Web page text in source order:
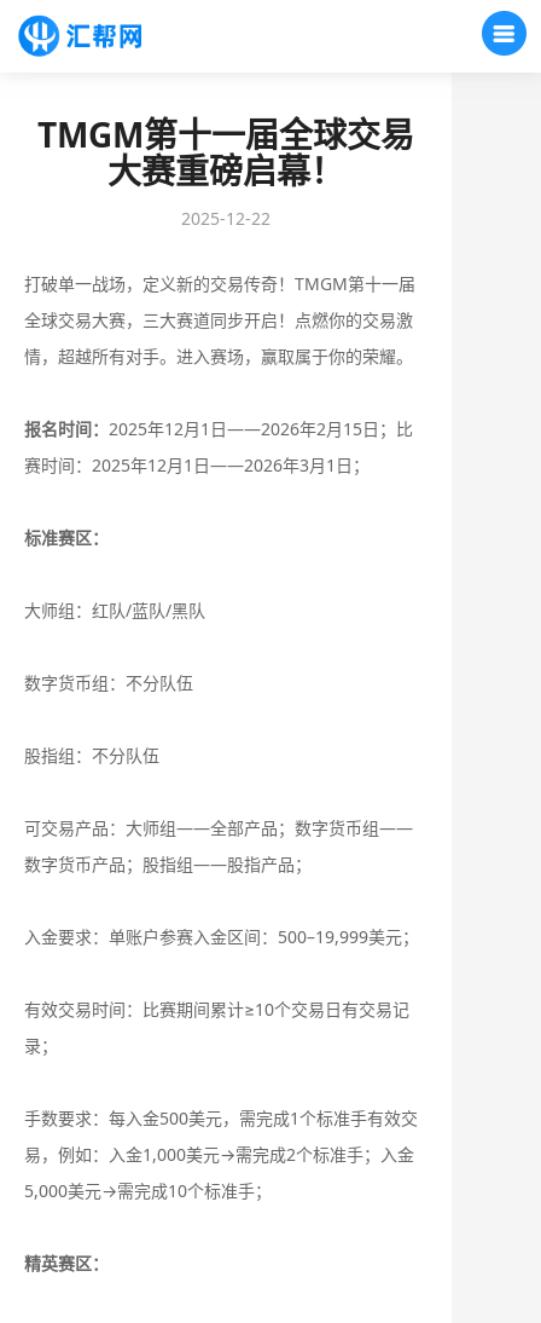
TMGM第十一届全球交易
大赛重磅启幕！
2025-12-22
打破单一战场，定义新的交易传奇！TMGM第十一届
全球交易大赛，三大赛道同步开启！点燃你的交易激
情，超越所有对手。进入赛场，赢取属于你的荣耀。
报名时间： 2025年12月1日——2026年2月15日；比
赛时间：2025年12月1日——2026年3月1日；
标准赛区：
大师组：红队/蓝队/黑队
数字货币组：不分队伍
股指组：不分队伍
可交易产品：大师组——全部产品；数字货币组——
数字货币产品；股指组——股指产品；
入金要求：单账户参赛入金区间：500–19,999美元；
有效交易时间：比赛期间累计≥10个交易日有交易记
录；
手数要求：每入金500美元，需完成1个标准手有效交
易，例如：入金1,000美元→需完成2个标准手；入金
5,000美元→需完成10个标准手；
精英赛区：